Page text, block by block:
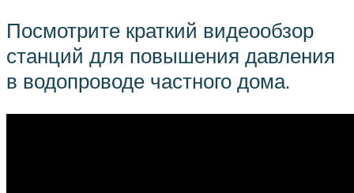
Посмотрите краткий видеообзор
станций для повышения давления
в водопроводе частного дома.